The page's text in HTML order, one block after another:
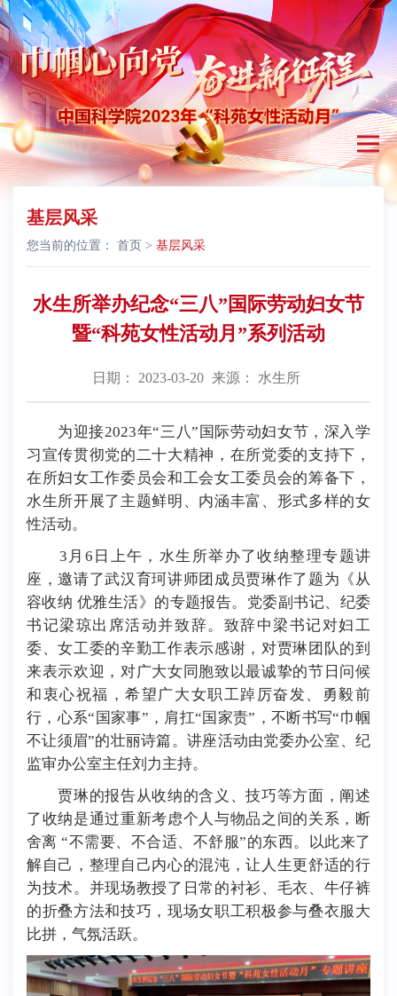
基层风采
您当前的位置： 首页 > 基层风采
水生所举办纪念“三八”国际劳动妇女节
暨“科苑女性活动月”系列活动
日期： 2023-03-20 来源： 水生所
为迎接2023年“三八”国际劳动妇女节，深入学
习宣传贯彻党的二十大精神，在所党委的支持下，
在所妇女工作委员会和工会女工委员会的筹备下，
水生所开展了主题鲜明、内涵丰富、形式多样的女
性活动。
3月6日上午，水生所举办了收纳整理专题讲
座，邀请了武汉育珂讲师团成员贾琳作了题为《从
容收纳 优雅生活》的专题报告。党委副书记、纪委
书记梁琼出席活动并致辞。致辞中梁书记对妇工
委、女工委的辛勤工作表示感谢，对贾琳团队的到
来表示欢迎，对广大女同胞致以最诚挚的节日问候
和衷心祝福，希望广大女职工踔厉奋发、勇毅前
行，心系“国家事”，肩扛“国家责”，不断书写“巾帼
不让须眉”的壮丽诗篇。讲座活动由党委办公室、纪
监审办公室主任刘力主持。
贾琳的报告从收纳的含义、技巧等方面，阐述
了收纳是通过重新考虑个人与物品之间的关系，断
舍离 “不需要、不合适、不舒服”的东西。以此来了
解自己，整理自己内心的混沌，让人生更舒适的行
为技术。并现场教授了日常的衬衫、毛衣、牛仔裤
的折叠方法和技巧，现场女职工积极参与叠衣服大
比拼，气氛活跃。